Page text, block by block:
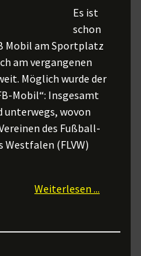
Es ist
schon
Mobil am Sportplatz
am vergangenen
Möglich wurde der
Mobil“: Insgesamt
unterwegs, wovon
des Fußball-
(FLVW)
Weiterlesen ...